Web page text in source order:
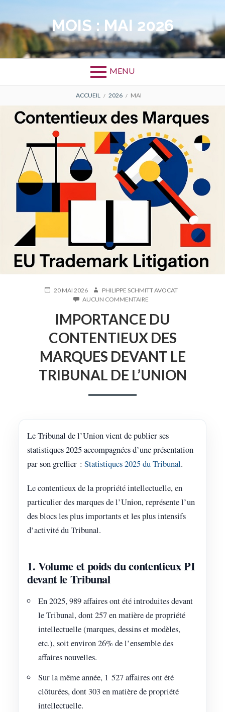
MOIS : MAI 2026
MENU
ACCUEIL 2026 MAI
20 MAI 2026
PHILIPPE SCHMITT AVOCAT
AUCUN COMMENTAIRE
IMPORTANCE DU
CONTENTIEUX DES
MARQUES DEVANT LE
TRIBUNAL DE L’UNION
Le Tribunal de l’Union vient de publier ses
statistiques 2025 accompagnées d’une présentation
par son greffier : Statistiques 2025 du Tribunal.
Le contentieux de la propriété intellectuelle, en
particulier des marques de l’Union, représente l’un
des blocs les plus importants et les plus intensifs
d’activité du Tribunal.
1. Volume et poids du contentieux PI
devant le Tribunal
En 2025, 989 affaires ont été introduites devant
le Tribunal, dont 257 en matière de propriété
intellectuelle (marques, dessins et modèles,
etc.), soit environ 26% de l’ensemble des
affaires nouvelles.
Sur la même année, 1 527 affaires ont été
clôturées, dont 303 en matière de propriété
intellectuelle.